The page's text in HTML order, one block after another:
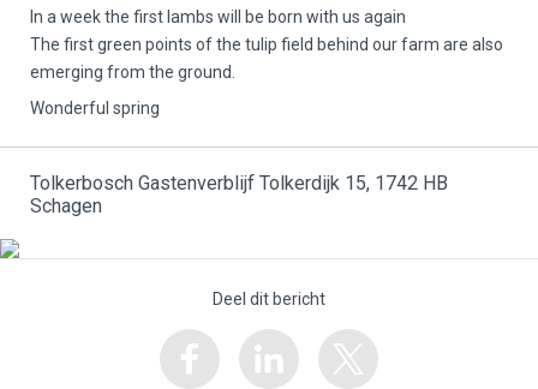
In a week the first lambs will be born with us again
The first green points of the tulip field behind our farm are also
emerging from the ground.
Wonderful spring
Tolkerbosch Gastenverblijf Tolkerdijk 15, 1742 HB
Schagen
Deel dit bericht